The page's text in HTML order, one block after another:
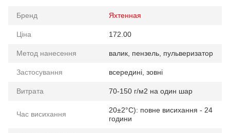
Бренд Яхтенная
Ціна 172.00
Метод нанесення валик, пензель, пульверизатор
Застосування всередині, зовні
Витрата 70-150 г/м2 на один шар
Час висихання
20±2°C): повне висихання - 24
години